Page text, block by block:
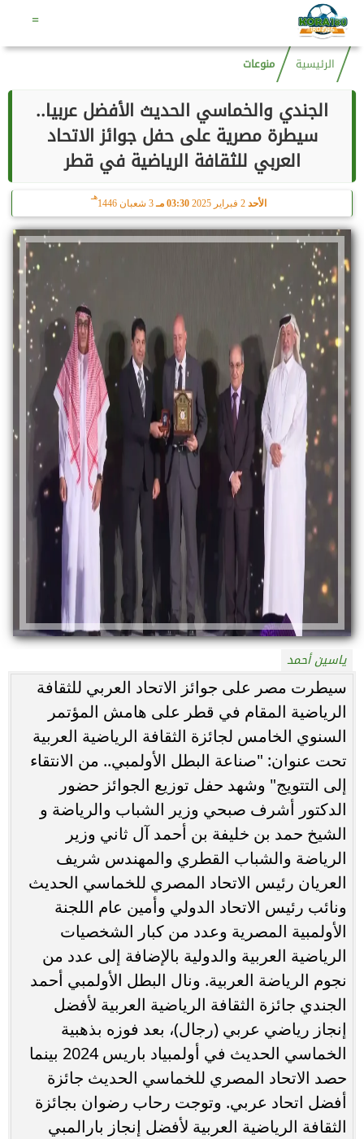
=
الرئيسية منوعات
الجندي والخماسي الحديث الأفضل عربيا..
سيطرة مصرية على حفل جوائز الاتحاد
العربي للثقافة الرياضية في قطر
الأحد 03:30 مـ 3 شعبان 1446
هـ
ياسين أحمد
‏سيطرت مصر على جوائز الاتحاد العربي للثقافة
الرياضية المقام في قطر على هامش المؤتمر
السنوي الخامس لجائزة الثقافة الرياضية العربية
تحت عنوان: "صناعة البطل الأولمبي.. من الانتقاء
إلى التتويج" وشهد حفل توزيع الجوائز حضور
الدكتور أشرف صبحي وزير الشباب والرياضة و
الشيخ حمد بن خليفة بن أحمد آل ثاني وزير
الرياضة والشباب القطري والمهندس شريف
العريان رئيس الاتحاد المصري للخماسي الحديث
ونائب رئيس الاتحاد الدولي وأمين عام اللجنة
الأولمبية المصرية وعدد من كبار الشخصيات
الرياضية العربية والدولية بالإضافة إلى عدد من
نجوم الرياضة العربية. ونال البطل الأولمبي أحمد
الجندي جائزة الثقافة الرياضية العربية لأفضل
إنجاز رياضي عربي (رجال)، بعد فوزه بذهبية
الخماسي الحديث في أولمبياد باريس 2024 بينما
حصد الاتحاد المصري للخماسي الحديث جائزة
أفضل اتحاد عربي. وتوجت رحاب رضوان بجائزة
الثقافة الرياضية العربية لأفضل إنجاز بارالمبي